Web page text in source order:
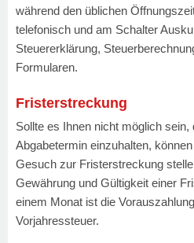
während den üblichen
telefonisch und am Schalter
Steuererklärung,
Formularen.
Fristerstreckung
Sollte es Ihnen nicht möglich sein,
Abgabetermin einzuhalten,
Gesuch zur Fristerstreckung
Gewährung und Gültigkeit einer
einem Monat ist die
Vorjahressteuer.